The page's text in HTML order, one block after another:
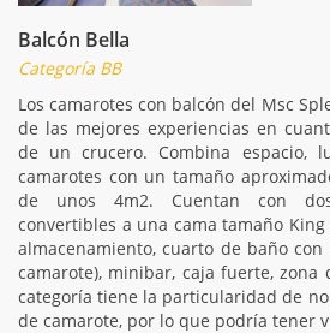
Balcón Bella
Categoría BB
Los camarotes con balcón del Msc
de las mejores experiencias en
de un crucero. Combina espacio,
camarotes con un tamaño
de unos 4m2. Cuentan con
convertibles a una cama tamaño King
almacenamiento, cuarto de baño
camarote), minibar, caja fuerte, zona
categoría tiene la particularidad de
de camarote, por lo que podría tener